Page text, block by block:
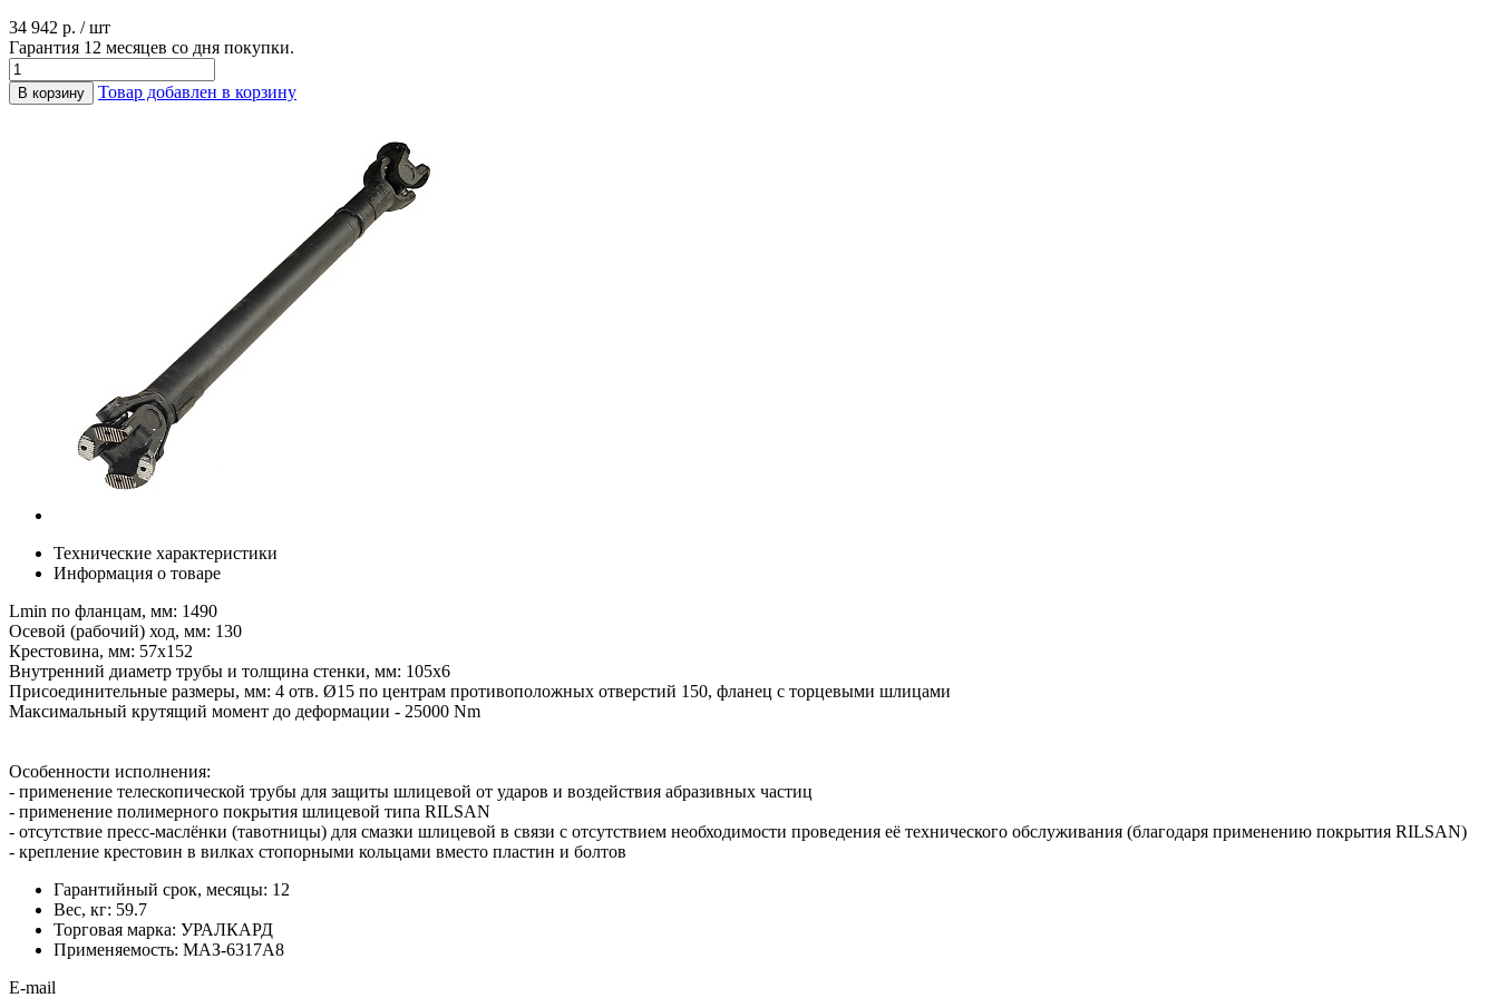
34 942 р. / шт
Гарантия 12 месяцев со дня покупки.
В корзину Товар добавлен в корзину
Технические характеристики
Информация о товаре
Lmin по фланцам, мм: 1490
Осевой (рабочий) ход, мм: 130
Крестовина, мм: 57х152
Внутренний диаметр трубы и толщина стенки, мм: 105х6
Присоединительные размеры, мм: 4 отв. Ø15 по центрам противоположных отверстий 150, фланец с торцевыми шлицами
Максимальный крутящий момент до деформации - 25000 Nm
Особенности исполнения:
- применение телескопической трубы для защиты шлицевой от ударов и воздействия абразивных частиц
- применение полимерного покрытия шлицевой типа RILSAN
- отсутствие пресс-маслёнки (тавотницы) для смазки шлицевой в связи с отсутствием необходимости проведения её технического обслуживания (благодаря применению покрытия RILSAN)
- крепление крестовин в вилках стопорными кольцами вместо пластин и болтов
Гарантийный срок, месяцы: 12
Вес, кг: 59.7
Торговая марка: УРАЛКАРД
Применяемость: МАЗ-6317А8
E-mail